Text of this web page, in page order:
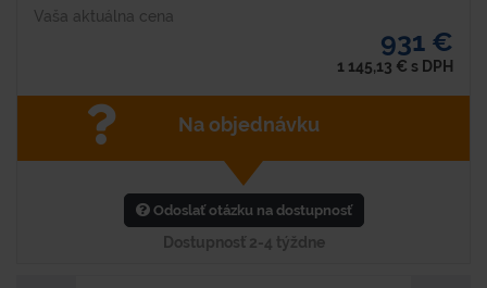
Vaša aktuálna cena
931 €
1 145,13 € s DPH
Na objednávku
Odoslať otázku na dostupnosť
Dostupnosť 2-4 týždne